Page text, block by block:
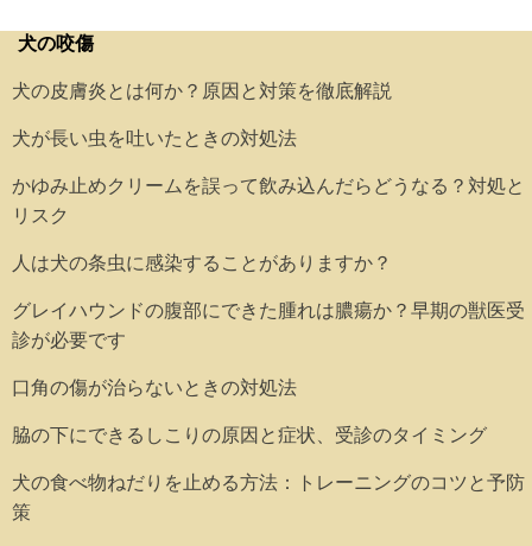
犬の咬傷
犬の皮膚炎とは何か？原因と対策を徹底解説
犬が長い虫を吐いたときの対処法
かゆみ止めクリームを誤って飲み込んだらどうなる？対処と
リスク
人は犬の条虫に感染することがありますか？
グレイハウンドの腹部にできた腫れは膿瘍か？早期の獣医受
診が必要です
口角の傷が治らないときの対処法
脇の下にできるしこりの原因と症状、受診のタイミング
犬の食べ物ねだりを止める方法：トレーニングのコツと予防
策